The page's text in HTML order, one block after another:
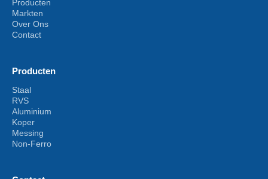
Producten
Markten
Over Ons
Contact
Producten
Staal
RVS
Aluminium
Koper
Messing
Non-Ferro